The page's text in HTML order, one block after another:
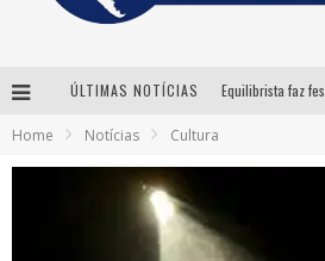
ÚLTIMAS NOTÍCIAS
Home Notícias Cultura